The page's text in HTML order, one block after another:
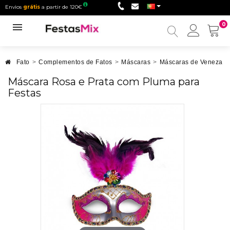
Envios grátis a partir de 120€
0
Minha
Fato > Complementos de Fatos > Máscaras > Máscaras de Veneza
Máscara Rosa e Prata com Pluma para
Festas